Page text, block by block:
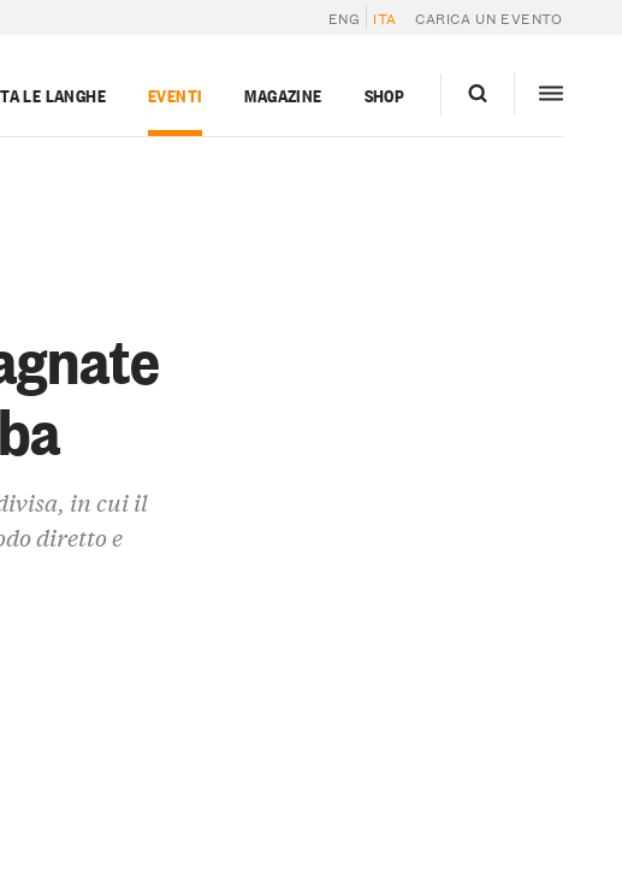
ENG ITA CARICA UN EVENTO
LE LANGHE EVENTI MAGAZINE SHOP
in cui il
diretto e